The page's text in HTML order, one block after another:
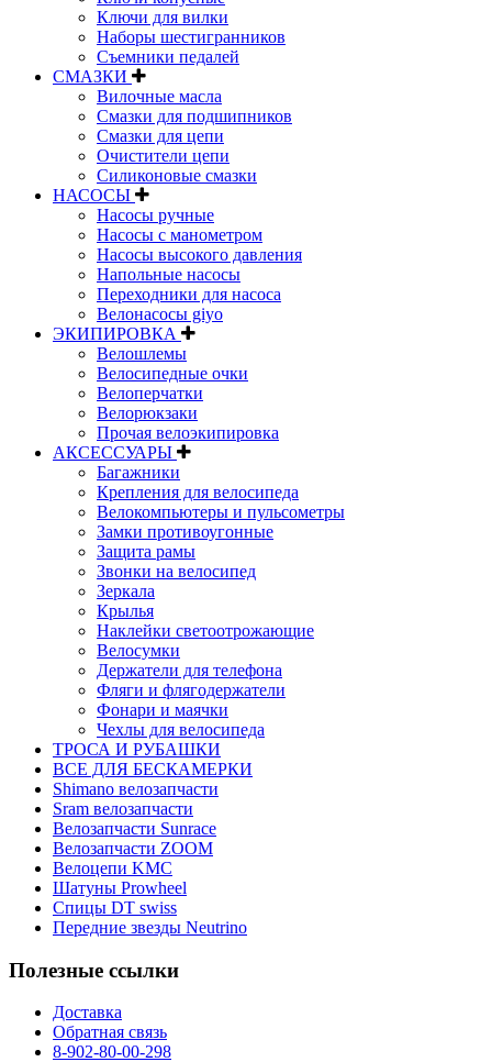
Ключи для вилки
Наборы шестигранников
Съемники педалей
СМАЗКИ
Вилочные масла
Смазки для подшипников
Смазки для цепи
Очистители цепи
Силиконовые смазки
НАСОСЫ
Насосы ручные
Насосы с манометром
Насосы высокого давления
Напольные насосы
Переходники для насоса
Велонасосы giyo
ЭКИПИРОВКА
Велошлемы
Велосипедные очки
Велоперчатки
Велорюкзаки
Прочая велоэкипировка
АКСЕССУАРЫ
Багажники
Крепления для велосипеда
Велокомпьютеры и пульсометры
Замки противоугонные
Защита рамы
Звонки на велосипед
Зеркала
Крылья
Наклейки светоотрожающие
Велосумки
Держатели для телефона
Фляги и флягодержатели
Фонари и маячки
Чехлы для велосипеда
ТРОСА И РУБАШКИ
ВСЕ ДЛЯ БЕСКАМЕРКИ
Shimano велозапчасти
Sram велозапчасти
Велозапчасти Sunrace
Велозапчасти ZOOM
Велоцепи KMC
Шатуны Prowheel
Спицы DT swiss
Передние звезды Neutrino
Полезные ссылки
Доставка
Обратная связь
8-902-80-00-298